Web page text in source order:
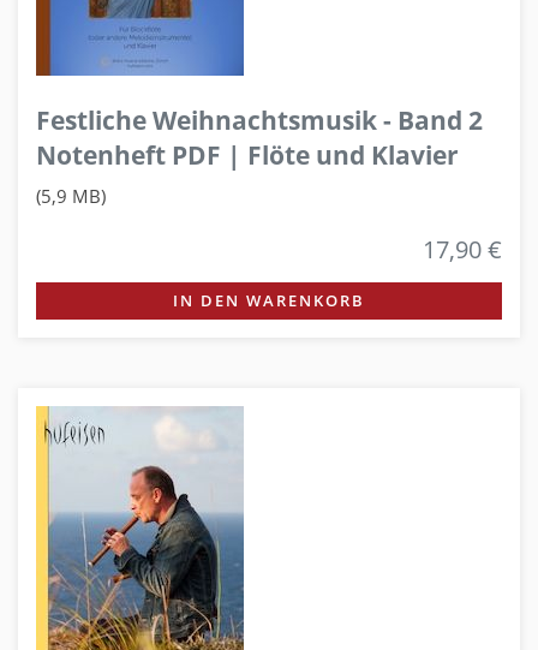
Festliche Weihnachtsmusik - Band 2
Notenheft PDF | Flöte und Klavier
(5,9 MB)
17,90 €
IN DEN WARENKORB